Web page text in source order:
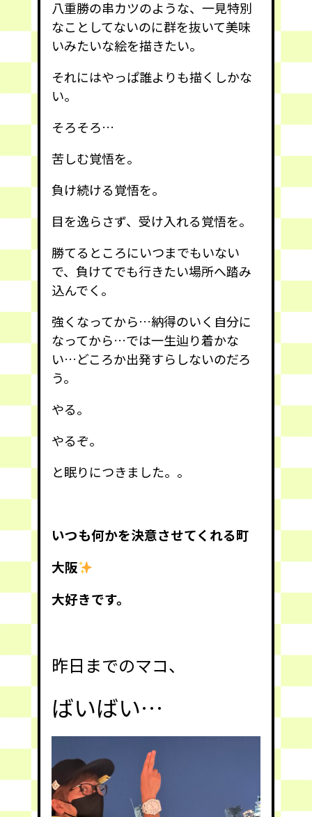
八重勝の串カツのような、一見特別
なことしてないのに群を抜いて美味
いみたいな絵を描きたい。
それにはやっぱ誰よりも描くしかな
い。
そろそろ…
苦しむ覚悟を。
負け続ける覚悟を。
目を逸らさず、受け入れる覚悟を。
勝てるところにいつまでもいない
で、負けてでも行きたい場所へ踏み
込んでく。
強くなってから…納得のいく自分に
なってから…では一生辿り着かな
い…どころか出発すらしないのだろ
う。
やる。
やるぞ。
と眠りにつきました。。
いつも何かを決意させてくれる町
大阪
大好きです。
昨日までのマコ、
ばいばい…